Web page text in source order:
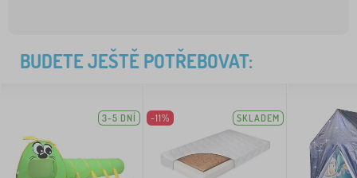
BUDETE JEŠTĚ POTŘEBOVAT:
3-5 DNÍ -11% SKLADEM